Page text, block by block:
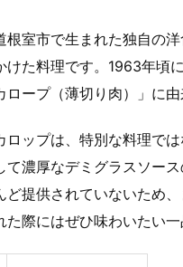
根室市で生まれた独自の
けた料理です。1963年頃
ープ（薄切り肉）」に由
ロップは、特別な料理で
て濃厚なデミグラスソー
ど提供されていないため
際にはぜひ味わいたい一